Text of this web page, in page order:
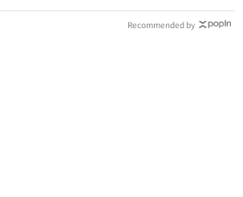
Recommended by